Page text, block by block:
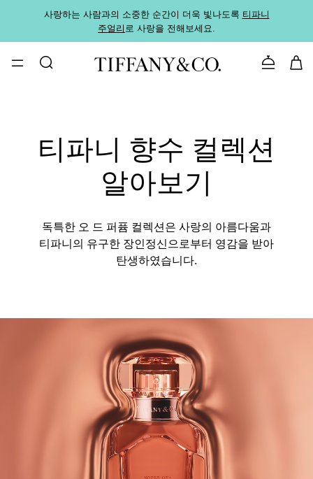
사랑하는 사람과의 소중한 순간이 더욱 빛나도록 티파니
주얼리로 사랑을 전해보세요.
문의하기
티파니 향수 컬렉션
알아보기
독특한 오 드 퍼퓸 컬렉션은 사랑의 아름다움과
티파니의 유구한 장인정신으로부터 영감을 받아
탄생하였습니다.